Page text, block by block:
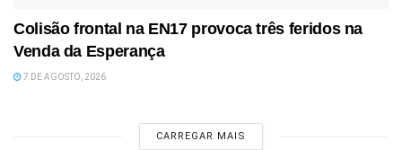
Colisão frontal na EN17 provoca três feridos na
Venda da Esperança
7 DE AGOSTO, 2026
CARREGAR MAIS